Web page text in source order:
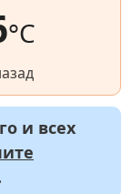
°C
и всех